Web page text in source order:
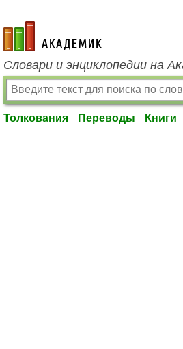
academic.ru
Словари и энциклопедии на
Толкования Переводы Книги